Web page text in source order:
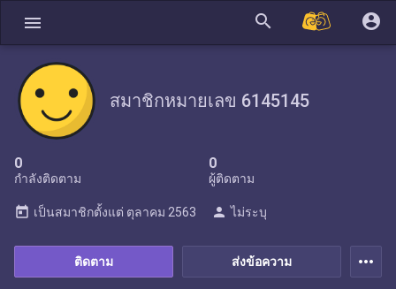
menu search account_circle
สมาชิกหมายเลข 6145145
0
กำลังติดตาม
0
ผู้ติดตาม
ส่งข้อความ
ติดตาม
today เป็นสมาชิกตั้งแต่ ตุลาคม 2563 person ไม่ระบุ
more_horiz